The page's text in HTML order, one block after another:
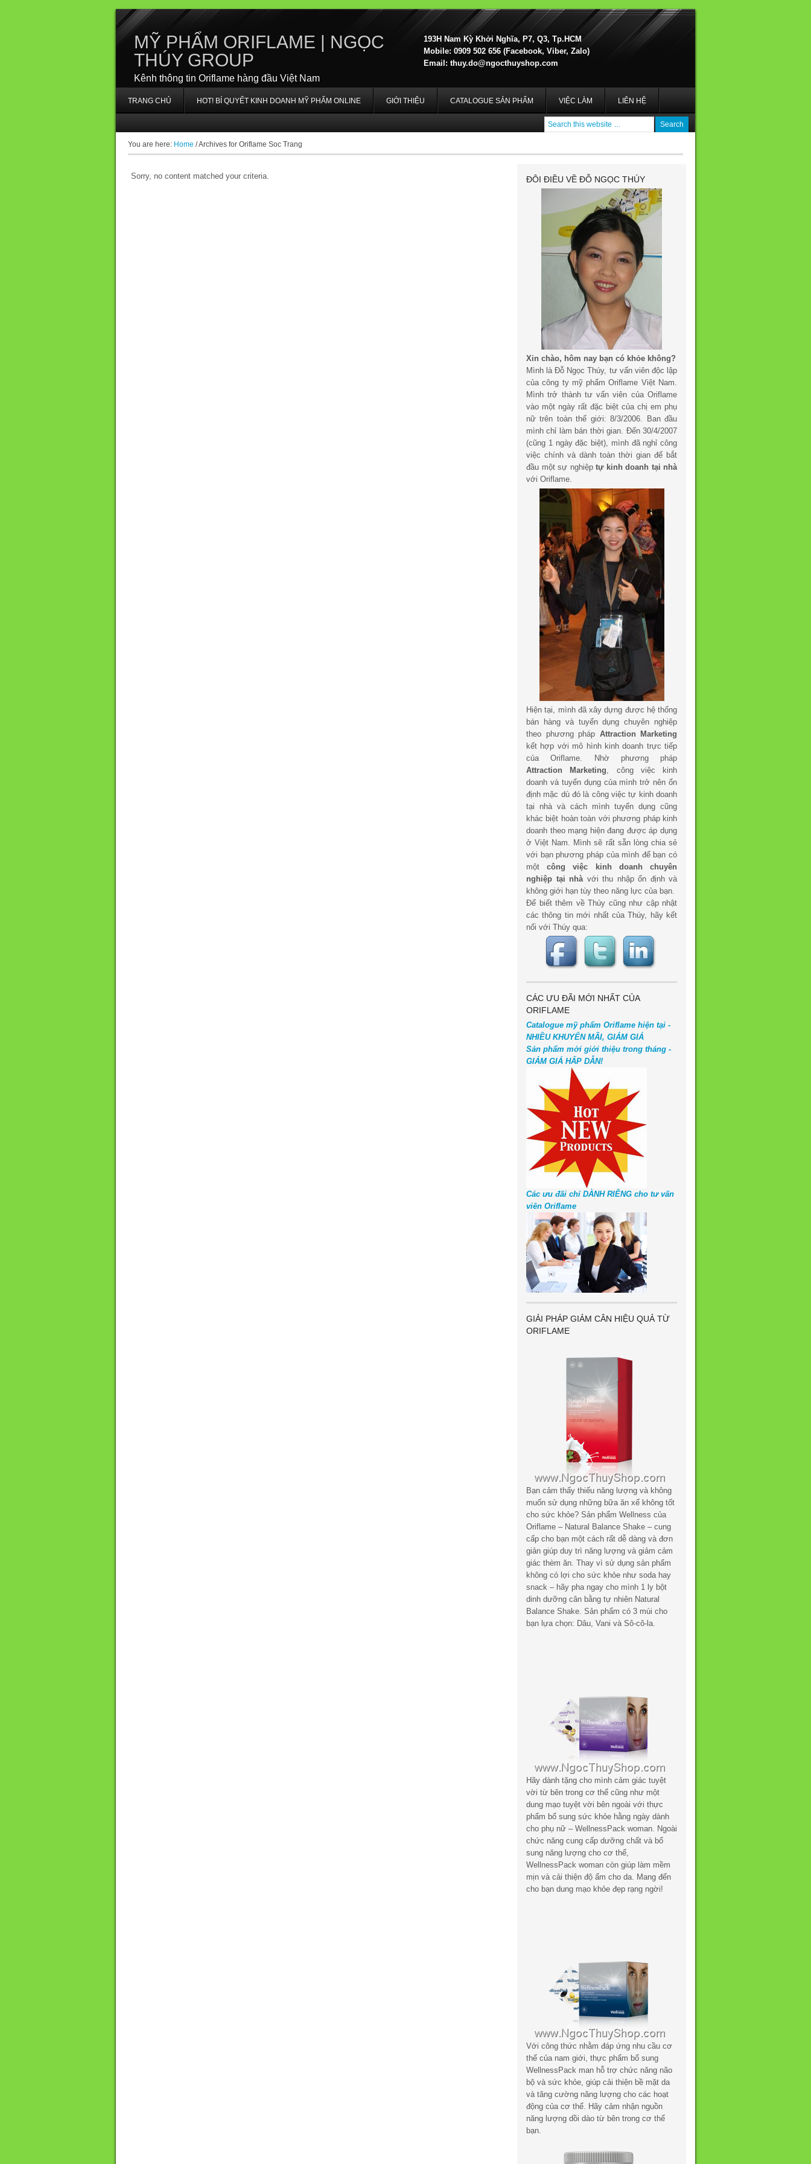
MỸ PHẨM ORIFLAME | NGỌC
THÚY GROUP
Kênh thông tin Oriflame hàng đầu Việt Nam
193H Nam Kỳ Khởi Nghĩa, P7, Q3, Tp.HCM
Mobile: 0909 502 656 (Facebook, Viber, Zalo)
Email: thuy.do@ngocthuyshop.com
TRANG CHỦ HOT! BÍ QUYẾT KINH DOANH MỸ PHẨM ONLINE GIỚI THIỆU CATALOGUE SẢN PHẨM VIỆC LÀM LIÊN HỆ
You are here: Home /Archives for Oriflame Soc Trang
Sorry, no content matched your criteria. ĐÔI ĐIỀU VỀ ĐỖ NGỌC THÚY
Xin chào, hôm nay bạn có khỏe không?
Mình là Đỗ Ngọc Thúy, tư vấn viên độc lập
của công ty mỹ phẩm Oriflame Việt Nam.
Mình trở thành tư vấn viên của Oriflame
vào một ngày rất đặc biệt của chị em phụ
nữ trên toàn thế giới: 8/3/2006. Ban đầu
mình chỉ làm bán thời gian. Đến 30/4/2007
(cũng 1 ngày đặc biệt), mình đã nghỉ công
việc chính và dành toàn thời gian để bắt
đầu một sự nghiệp tự kinh doanh tại nhà
với Oriflame.
Hiện tại, mình đã xây dựng được hệ thống
bán hàng và tuyển dụng chuyên nghiệp
theo phương pháp Attraction Marketing
kết hợp với mô hình kinh doanh trực tiếp
của Oriflame. Nhờ phương pháp
Attraction Marketing, công việc kinh
doanh và tuyển dụng của mình trở nên ổn
định mặc dù đó là công việc tự kinh doanh
tại nhà và cách mình tuyển dụng cũng
khác biệt hoàn toàn với phương pháp kinh
doanh theo mạng hiện đang được áp dụng
ở Việt Nam. Mình sẽ rất sẵn lòng chia sẻ
với bạn phương pháp của mình để bạn có
mộtcông việc kinh doanh chuyên
nghiệp tại nhàvới thu nhập ổn định và
không giới hạn tùy theo năng lực của bạn.
Để biết thêm về Thúy cũng như cập nhật
các thông tin mới nhất của Thúy, hãy kết
nối với Thúy qua:
CÁC ƯU ĐÃI MỚI NHẤT CỦA
ORIFLAME
Catalogue mỹ phẩm Oriflame hiện tại -
NHIỀU KHUYẾN MÃI, GIẢM GIÁ
Sản phẩm mới giới thiệu trong tháng -
GIẢM GIÁ HẤP DẪN!
Các ưu đãi chỉ DÀNH RIÊNG cho tư vấn
viên Oriflame
GIẢI PHÁP GIẢM CÂN HIỆU QUẢ TỪ
ORIFLAME
Bạn cảm thấy thiếu năng lượng và không
muốn sử dụng những bữa ăn xế không tốt
cho sức khỏe? Sản phẩm Wellness của
Oriflame – Natural Balance Shake – cung
cấp cho bạn một cách rất dễ dàng và đơn
giản giúp duy trì năng lượng và giảm cảm
giác thèm ăn. Thay vì sử dụng sản phẩm
không có lợi cho sức khỏe như soda hay
snack – hãy pha ngay cho mình 1 ly bột
dinh dưỡng cân bằng tự nhiên Natural
Balance Shake. Sản phẩm có 3 mùi cho
bạn lựa chọn: Dâu, Vani và Sô-cô-la.
Hãy dành tặng cho mình cảm giác tuyệt
vời từ bên trong cơ thể cũng như một
dung mạo tuyệt vời bên ngoài với thực
phẩm bổ sung sức khỏe hằng ngày dành
cho phụ nữ – WellnessPack woman. Ngoài
chức năng cung cấp dưỡng chất và bổ
sung năng lượng cho cơ thể,
WellnessPack woman còn giúp làm mềm
mịn và cải thiện độ ẩm cho da. Mang đến
cho bạn dung mạo khỏe đẹp rạng ngời!
Với công thức nhằm đáp ứng nhu cầu cơ
thể của nam giới, thực phẩm bổ sung
WellnessPack man hỗ trợ chức năng não
bộ và sức khỏe, giúp cải thiện bề mặt da
và tăng cường năng lượng cho các hoạt
động của cơ thể. Hãy cảm nhận nguồn
năng lượng dồi dào từ bên trong cơ thể
bạn.